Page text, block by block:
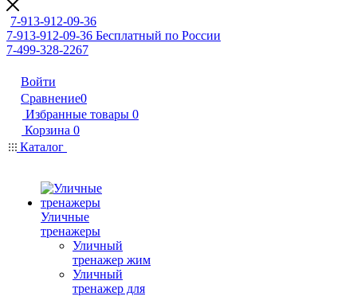
7-913-912-09-36
7-913-912-09-36 Бесплатный по России
7-499-328-2267
Войти
Сравнение0
Избранные товары 0
Корзина 0
Каталог
Уличные
тренажеры
Уличный
тренажер жим
Уличный
тренажер для